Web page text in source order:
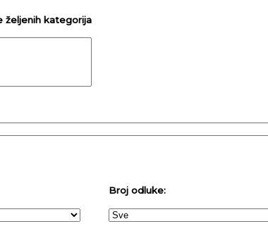
željenih kategorija
Broj odluke: